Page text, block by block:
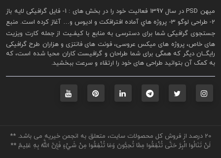
ميهن PSD در سال 1397 فعاليت خود را در بخش های : 1-
فايل گرافيکی لايه باز
2- طراحی لوگو 3- پروژه هاي آماده افترافکت و اديوس و… آغاز کرده است. منبع
جستجوی گرافيکی شما برای دسترسی به منابع با کيفـيت از جملهکارت ويزيت
های خاص، پروژه های ميکس عروسی، فونت های فانتزی و هزاران طرح گرافیکی
رايگــان ديگر که همگی برای شما طراحان و گرافيست کاران محيا شده است، که
به کمک آن بتوانيد طراحی های خود را ارتقاء و سرعت ببخشيد.
20 درصد از فروش کل محصولات سایت، متعلق به انجمن خیریه می باشد. **
لَنْ تَنَالُوا الْبِرَّ حَتَّى تُنْفِقُوا مِمَّا تُحِبُّونَ وَمَا تُنْفِقُوا مِنْ شَيْءٍ فَإِنَّ اللَّهَ بِهِ عَلِيمٌ **